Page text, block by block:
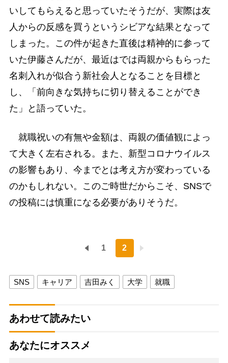
いしてもらえると思っていたそうだが、実際は友
人からの反感を買うというシビアな結果となって
しまった。この件が起きた直後は精神的に参って
いた伊藤さんだが、最近はでは両親からもらった
名刺入れが似合う新社会人となることを目標と
し、「前向きな気持ちに切り替えることができ
た」と語っていた。
就職祝いの有無や金額は、両親の価値観によっ
て大きく左右される。また、新型コロナウイルス
の影響もあり、今までとは考え方が変わっている
のかもしれない。このご時世だからこそ、SNSで
の投稿には慎重になる必要がありそうだ。
1 2
SNS キャリア 吉田みく 大学 就職
あわせて読みたい
あなたにオススメ